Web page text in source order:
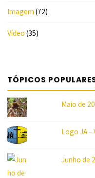
(1)
Imagem (72)
Vídeo (35)
TÓPICOS
Maio de
Logo JA –
Junho de